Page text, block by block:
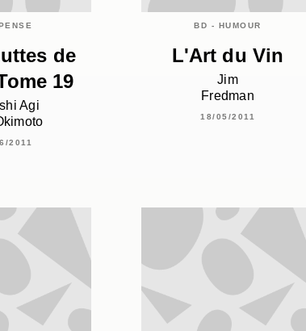
de
19
Agi
2011
BD - HUMOUR
L'Art du Vin
Jim
Fredman
18/05/2011